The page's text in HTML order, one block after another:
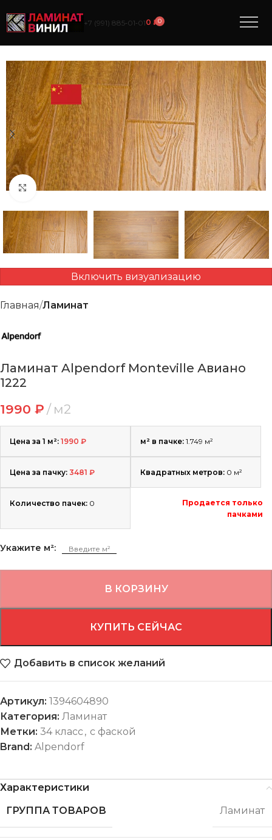
+7 (991) 885‑01‑010₽0
ПОЗВОНИ, ПОЛУЧИ
СКИДКУ
Нажмите, чтобы увеличить
Включить визуализацию
Главная Ламинат
Ламинат Alpendorf Monteville Авиано
1222
1990 ₽ м2
Цена за 1 м²: 1990 ₽ м² в пачке: 1.749 м²
Цена за пачку: 3481 ₽ Квадратных метров: 0 м²
Количество пачек: 0
Продается только
пачками
Укажите м²:
В КОРЗИНУ
КУПИТЬ СЕЙЧАС
Добавить в список желаний
Артикул: 1394604890
Категория: Ламинат
Метки: 34 класс, с фаской
Brand: Alpendorf
Характеристики
ГРУППА ТОВАРОВ
Ламинат